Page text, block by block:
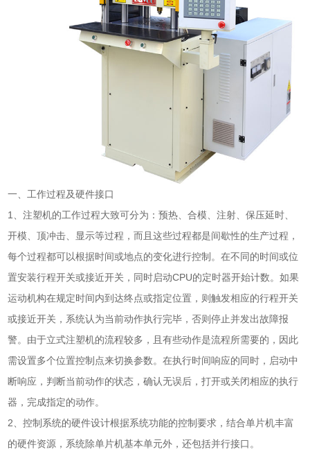
一、工作过程及硬件接口
1、注塑机的工作过程大致可分为：预热、合模、注射、保压延时、
开模、顶冲击、显示等过程，而且这些过程都是间歇性的生产过程，
每个过程都可以根据时间或地点的变化进行控制。在不同的时间或位
置安装行程开关或接近开关，同时启动CPU的定时器开始计数。如果
运动机构在规定时间内到达终点或指定位置，则触发相应的行程开关
或接近开关，系统认为当前动作执行完毕，否则停止并发出故障报
警。由于立式注塑机的流程较多，且有些动作是流程所需要的，因此
需设置多个位置控制点来切换参数。在执行时间响应的同时，启动中
断响应，判断当前动作的状态，确认无误后，打开或关闭相应的执行
器，完成指定的动作。
2、控制系统的硬件设计根据系统功能的控制要求，结合单片机丰富
的硬件资源，系统除单片机基本单元外，还包括并行接口。